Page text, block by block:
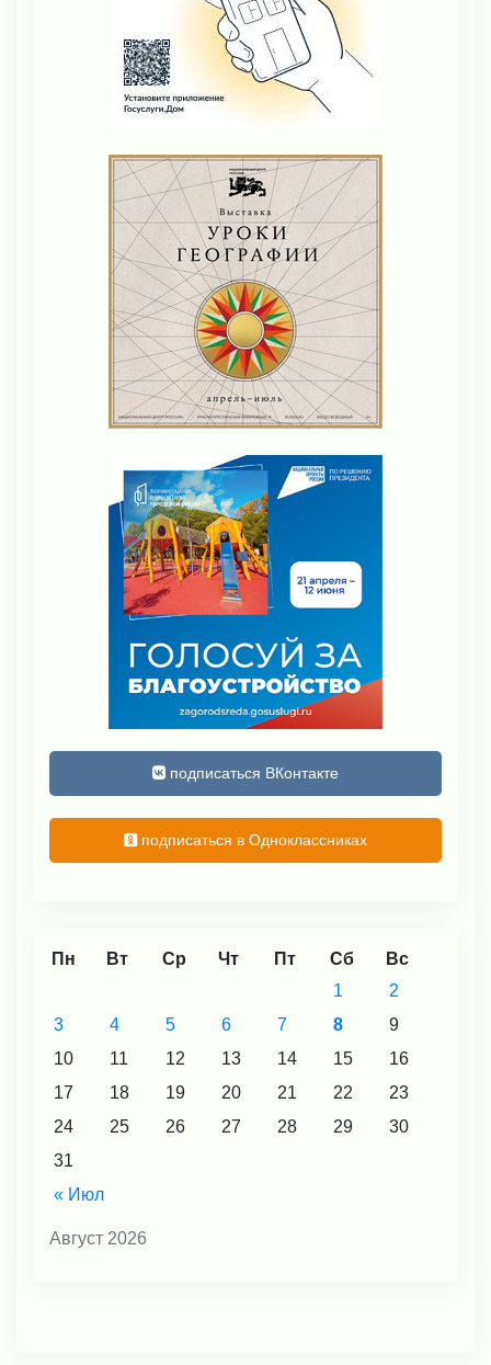
подписаться ВКонтакте
подписаться в Одноклассниках
Август 2026
Пн Вт Ср Чт Пт Сб Вс
« Июл
1
2
3
4 5 6 7 8
9
10
11 12 13 14 15
16
17
18 19 20 21 22
23
24
25 26 27 28 29
30
31